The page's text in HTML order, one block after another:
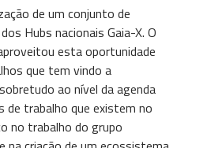
de um conjunto de
Hubs nacionais Gaia-X. O
esta oportunidade
que tem vindo a
ao nível da agenda
de trabalho que existem no
no trabalho do grupo